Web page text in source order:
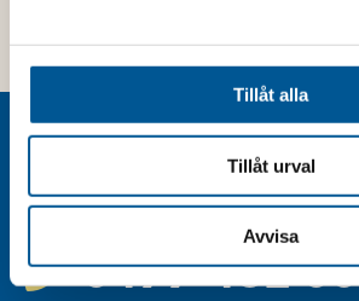
Tillåt alla
Tillåt urval
Avvisa
Behöver du hjälp? Ring oss!
0477-482 00